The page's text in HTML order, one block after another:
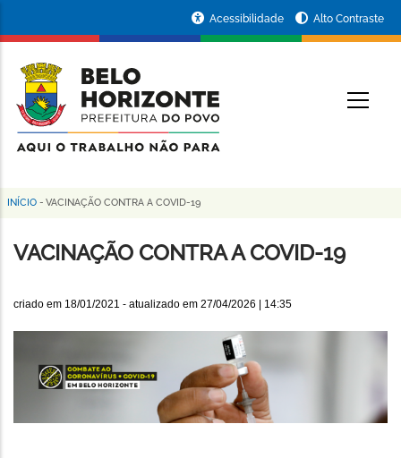
conteúdo
principal
da
Prefeitura
de
Horizonte
Acessibilidade Alto Contraste
Trilha
de
INÍCIO - VACINAÇÃO CONTRA A COVID-19
VACINAÇÃO CONTRA A COVID-19
criado em 18/01/2021 - atualizado em 27/04/2026 | 14:35